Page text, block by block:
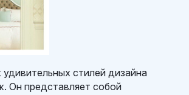
стилей дизайна
Он представляет собой